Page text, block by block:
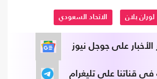
لوران بلان الاتحاد السعودي
الأخبار على جوجل نيوز
في قناتنا على تليغرام